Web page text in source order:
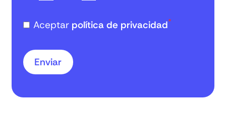
Aceptar política de privacidad*